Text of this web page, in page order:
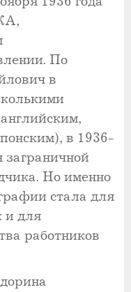
По
в
в 1936-
заграничной
Но именно
стала для
и для
работников